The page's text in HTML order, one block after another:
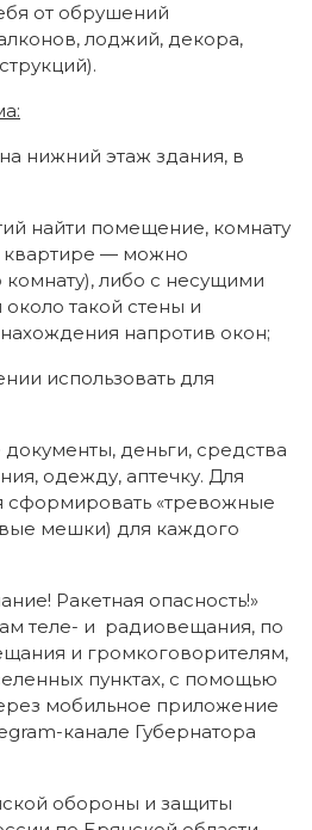
от обрушений
лоджий, декора,
нижний этаж здания, в
найти помещение, комнату
квартире — можно
комнату), либо с несущими
около такой стены и
нахождения напротив окон;
использовать для
деньги, средства
одежду, аптечку. Для
сформировать «тревожные
мешки) для каждого
Ракетная опасность!»
теле- и радиовещания, по
и громкоговорителям,
пунктах, с помощью
мобильное приложение
канале Губернатора
обороны и защиты